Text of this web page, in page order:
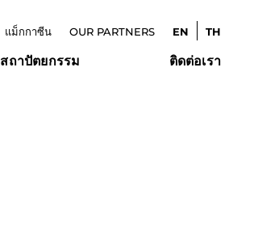
แม็กกาซีน OUR PARTNERS EN TH
สถาปัตยกรรม ติดต่อเรา